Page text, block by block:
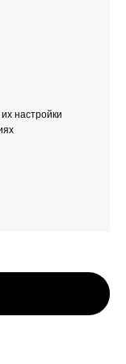
настройки